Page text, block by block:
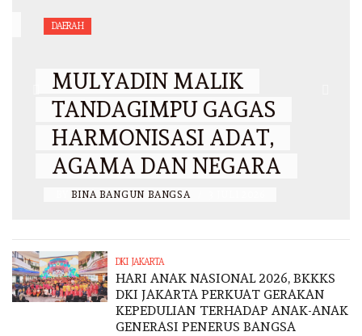
DAERAH
MULYADIN MALIK
TANDAGIMPU GAGAS
HARMONISASI ADAT,
AGAMA DAN NEGARA
BINA BANGUN BANGSA /
DKI JAKARTA
HARI ANAK NASIONAL 2026, BKKKS
DKI JAKARTA PERKUAT GERAKAN
KEPEDULIAN TERHADAP ANAK-ANAK
GENERASI PENERUS BANGSA